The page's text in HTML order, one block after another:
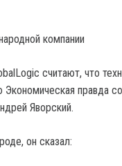
компании
считают, что
правда
Яворский.
он сказал: